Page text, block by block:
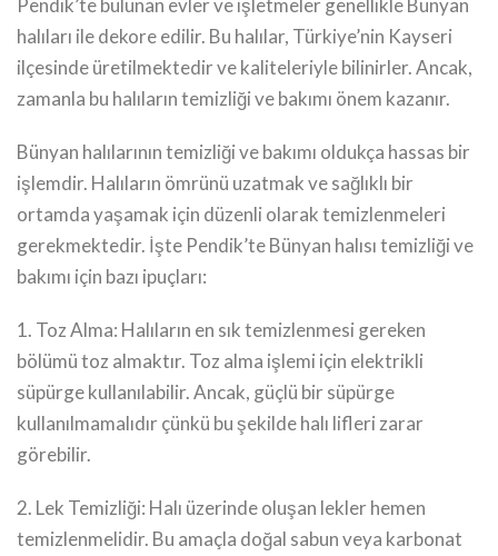
Pendik’te bulunan evler ve işletmeler genellikle Bünyan
halıları ile dekore edilir. Bu halılar, Türkiye’nin Kayseri
ilçesinde üretilmektedir ve kaliteleriyle bilinirler. Ancak,
zamanla bu halıların temizliği ve bakımı önem kazanır.
Bünyan halılarının temizliği ve bakımı oldukça hassas bir
işlemdir. Halıların ömrünü uzatmak ve sağlıklı bir
ortamda yaşamak için düzenli olarak temizlenmeleri
gerekmektedir. İşte Pendik’te Bünyan halısı temizliği ve
bakımı için bazı ipuçları:
1. Toz Alma: Halıların en sık temizlenmesi gereken
bölümü toz almaktır. Toz alma işlemi için elektrikli
süpürge kullanılabilir. Ancak, güçlü bir süpürge
kullanılmamalıdır çünkü bu şekilde halı lifleri zarar
görebilir.
2. Lek Temizliği: Halı üzerinde oluşan lekler hemen
temizlenmelidir. Bu amaçla doğal sabun veya karbonat